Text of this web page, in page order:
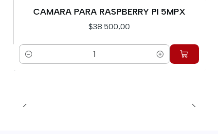
CAMARA PARA RASPBERRY PI 5MPX
$38.500,00
Cantidad